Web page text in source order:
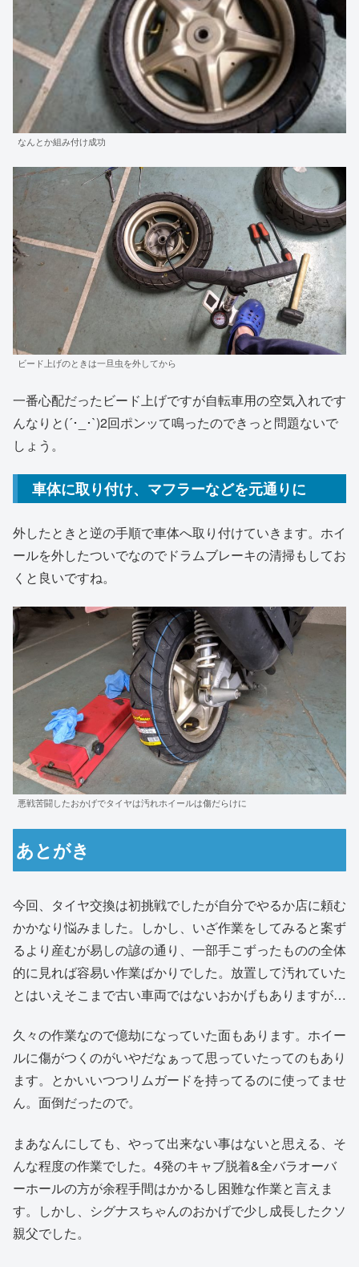
なんとか組み付け成功
ビード上げのときは一旦虫を外してから
一番心配だったビード上げですが自転車用の空気入れです
んなりと(´･_･`)2回ポンッて鳴ったのできっと問題ないで
しょう。
車体に取り付け、マフラーなどを元通りに
外したときと逆の手順で車体へ取り付けていきます。ホイ
ールを外したついでなのでドラムブレーキの清掃もしてお
くと良いですね。
悪戦苦闘したおかげでタイヤは汚れホイールは傷だらけに
あとがき
今回、タイヤ交換は初挑戦でしたが自分でやるか店に頼む
かかなり悩みました。しかし、いざ作業をしてみると案ず
るより産むが易しの諺の通り、一部手こずったものの全体
的に見れば容易い作業ばかりでした。放置して汚れていた
とはいえそこまで古い車両ではないおかげもありますが…
久々の作業なので億劫になっていた面もあります。ホイー
ルに傷がつくのがいやだなぁって思っていたってのもあり
ます。とかいいつつリムガードを持ってるのに使ってませ
ん。面倒だったので。
まあなんにしても、やって出来ない事はないと思える、そ
んな程度の作業でした。4発のキャブ脱着&全バラオーバ
ーホールの方が余程手間はかかるし困難な作業と言えま
す。しかし、シグナスちゃんのおかげで少し成長したクソ
親父でした。